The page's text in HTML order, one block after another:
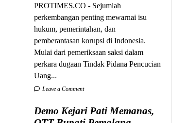
PROTIMES.CO - Sejumlah
perkembangan penting mewarnai isu
hukum, pemerintahan, dan
pemberantasan korupsi di Indonesia.
Mulai dari pemeriksaan saksi dalam
perkara dugaan Tindak Pidana Pencucian
Uang...
Leave a Comment
Demo Kejari Pati Memanas,